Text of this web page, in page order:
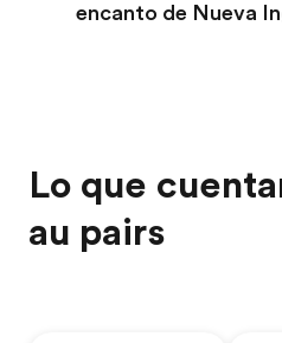
encanto de Nueva
Lo que
au pairs